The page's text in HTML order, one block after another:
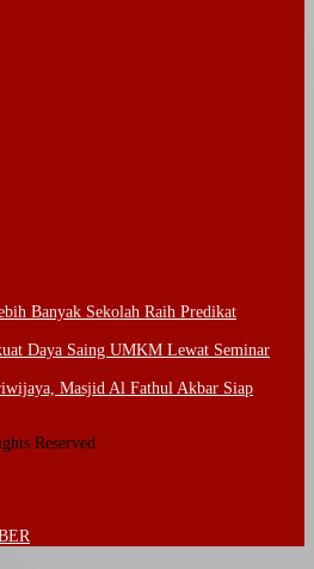
Banyak Sekolah Raih Predikat
Daya Saing UMKM Lewat Seminar
Masjid Al Fathul Akbar Siap
Reserved